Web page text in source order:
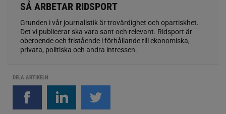
SÅ ARBETAR RIDSPORT
Grunden i vår journalistik är trovärdighet och opartiskhet.
Det vi publicerar ska vara sant och relevant. Ridsport är
oberoende och fristående i förhållande till ekonomiska,
privata, politiska och andra intressen.
DELA ARTIKELN